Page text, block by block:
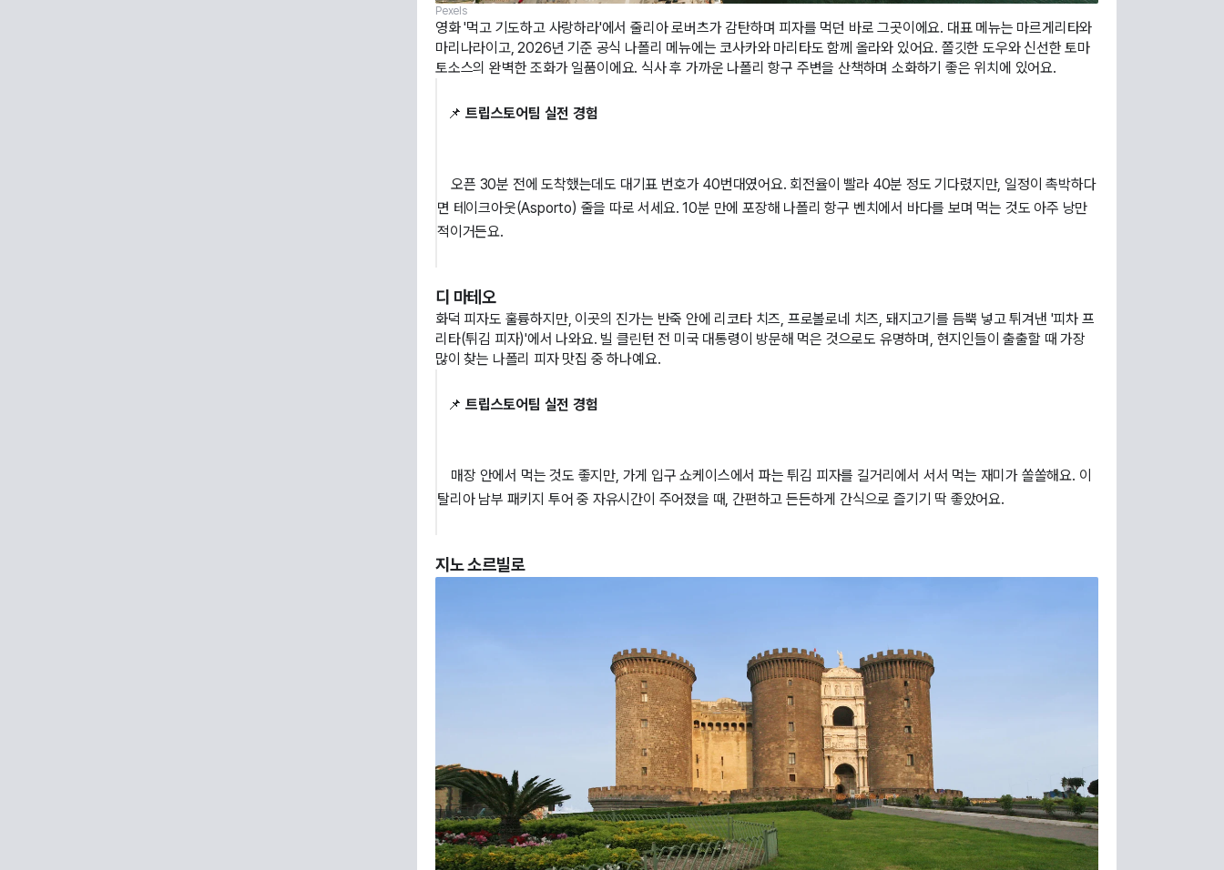
Pexels
영화 '먹고 기도하고 사랑하라'에서 줄리아 로버츠가 감탄하며 피자를 먹던 바로 그곳이에요. 대표 메뉴는 마르게리타와
마리나라이고, 2026년 기준 공식 나폴리 메뉴에는 코사카와 마리타도 함께 올라와 있어요. 쫄깃한 도우와 신선한 토마
토소스의 완벽한 조화가 일품이에요. 식사 후 가까운 나폴리 항구 주변을 산책하며 소화하기 좋은 위치에 있어요.
   📌
트립스토어팀 실전 경험
    오픈 30분 전에 도착했는데도 대기표 번호가 40번대였어요. 회전율이 빨라 40분 정도 기다렸지만, 일정이 촉박하다
면 테이크아웃(Asporto) 줄을 따로 서세요. 10분 만에 포장해 나폴리 항구 벤치에서 바다를 보며 먹는 것도 아주 낭만
적이거든요.
디 마테오
화덕 피자도 훌륭하지만, 이곳의 진가는 반죽 안에 리코타 치즈, 프로볼로네 치즈, 돼지고기를 듬뿍 넣고 튀겨낸 '피차 프
리타(튀김 피자)'에서 나와요. 빌 클린턴 전 미국 대통령이 방문해 먹은 것으로도 유명하며, 현지인들이 출출할 때 가장
많이 찾는 나폴리 피자 맛집 중 하나예요.
   📌
트립스토어팀 실전 경험
탈리아 남부 패키지 투어 중 자유시간이 주어졌을 때, 간편하고 든든하게 간식으로 즐기기 딱 좋았어요.
지노 소르빌로